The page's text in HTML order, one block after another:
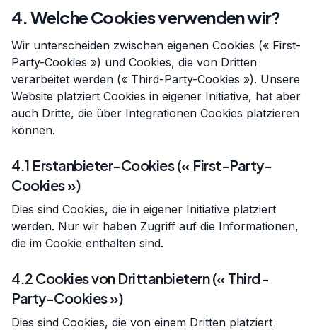
4. Welche Cookies verwenden wir?
Wir unterscheiden zwischen eigenen Cookies (« First-
Party-Cookies ») und Cookies, die von Dritten
verarbeitet werden (« Third-Party-Cookies »). Unsere
Website platziert Cookies in eigener Initiative, hat aber
auch Dritte, die über Integrationen Cookies platzieren
können.
4.1 Erstanbieter-Cookies (« First-Party-
Cookies »)
Dies sind Cookies, die in eigener Initiative platziert
werden. Nur wir haben Zugriff auf die Informationen,
die im Cookie enthalten sind.
4.2 Cookies von Drittanbietern (« Third-
Party-Cookies »)
Dies sind Cookies, die von einem Dritten platziert